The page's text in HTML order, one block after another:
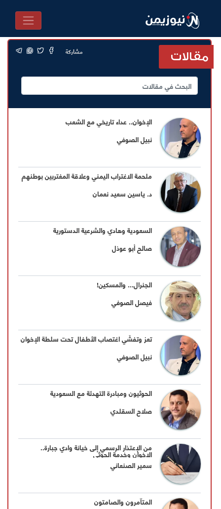
مقالات مشاركة
الإخوان.. عداء تاريخي مع الشعب
نبيل الصوفي
ملحمة الاغتراب اليمني وعلاقة المغتربين بوطنهم
د. ياسين سعيد نعمان
السعودية وهادي والشرعية الدستورية
صالح أبو عوذل
الجنرال... والمسكين!
فيصل الصوفي
تعز وتفشّي اغتصاب الأطفال تحت سلطة الإخوان
نبيل الصوفي
الحوثيون ومبادرة التهدئة مع السعودية
صلاح السقلدي
من الإعتذار الرسمي إلى خيانة وادي جبارة..
الإخوان وخدمة الحوثي
سمير الصنعاني
المتآمرون والصامتون